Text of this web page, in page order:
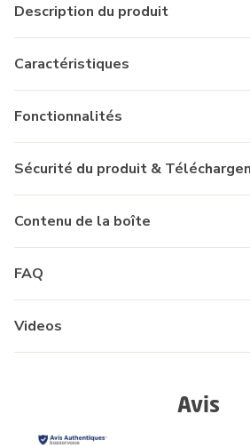
Description du produit
Caractéristiques
Fonctionnalités
Sécurité du produit &
Contenu de la boîte
FAQ
Videos
Avis